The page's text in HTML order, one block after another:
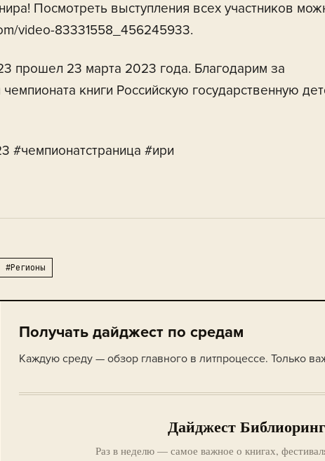
Посмотреть выступления всех участников
video-83331558_456245933.
прошел 23 марта 2023 года. Благодарим за
книги Российскую государственную
#чемпионатстраница #ири
#Регионы
Получать дайджест по средам
Каждую среду — обзор главного в литпроцессе. Только
Дайджест
Раз в неделю — самое важное о книгах,